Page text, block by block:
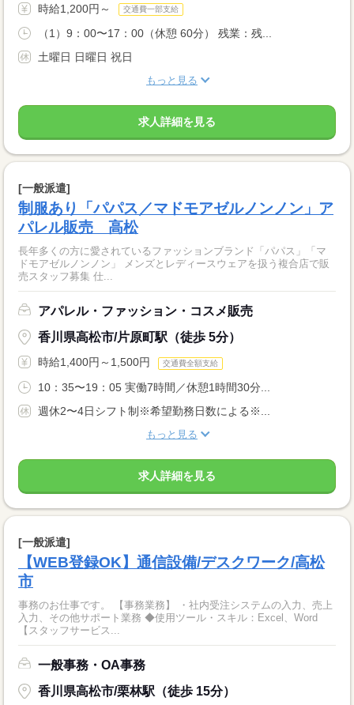
時給1,200円～ 交通費一部支給
（1）9：00〜17：00（休憩 60分） 残業：残...
土曜日 日曜日 祝日
もっと見る
求人詳細を見る
[一般派遣]
制服あり「パパス／マドモアゼルノンノン」ア
パレル販売 高松
長年多くの方に愛されているファッションブランド「パパス」「マ
ドモアゼルノンノン」 メンズとレディースウェアを扱う複合店で販
売スタッフ募集 仕...
アパレル・ファッション・コスメ販売
香川県高松市/片原町駅（徒歩 5分）
時給1,400円～1,500円 交通費全額支給
10：35〜19：05 実働7時間／休憩1時間30分...
週休2〜4日シフト制※希望勤務日数による※...
もっと見る
求人詳細を見る
[一般派遣]
【WEB登録OK】通信設備/デスクワーク/高松
市
事務のお仕事です。 【事務業務】 ・社内受注システムの入力、売上
入力、その他サポート業務 ◆使用ツール・スキル：Excel、Word
【スタッフサービス...
一般事務・OA事務
香川県高松市/栗林駅（徒歩 15分）